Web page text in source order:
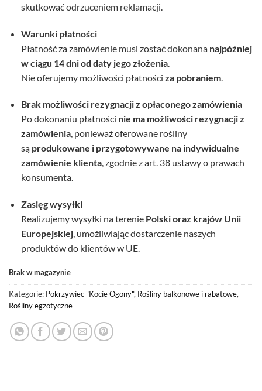
skutkować odrzuceniem reklamacji.
Warunki płatności
Płatność za zamówienie musi zostać dokonana najpóźniej
w ciągu 14 dni od daty jego złożenia.
Nie oferujemy możliwości płatności za pobraniem.
Brak możliwości rezygnacji z opłaconego zamówienia
Po dokonaniu płatności nie ma możliwości rezygnacji z
zamówienia, ponieważ oferowane rośliny
są produkowane i przygotowywane na indywidualne
zamówienie klienta, zgodnie z art. 38 ustawy o prawach
konsumenta.
Zasięg wysyłki
Realizujemy wysyłki na terenie Polski oraz krajów Unii
Europejskiej, umożliwiając dostarczenie naszych
produktów do klientów w UE.
Brak w magazynie
Kategorie: Pokrzywiec "Kocie Ogony", Rośliny balkonowe i rabatowe,
Rośliny egzotyczne